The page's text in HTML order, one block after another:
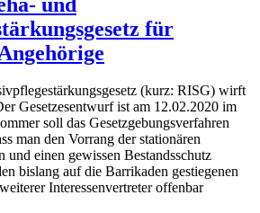
für
(kurz: RISG) wirft
Gesetzesentwurf ist am 12.02.2020 im
soll das Gesetzgebungsverfahren
man den Vorrang der stationären
und einen gewissen Bestandsschutz
bislang auf die Barrikaden gestiegenen
Interessenvertreter offenbar